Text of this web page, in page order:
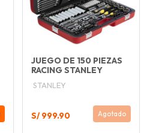
JUEGO DE 150 PIEZAS
RACING STANLEY
STANLEY
S/ 999.90 Agotado